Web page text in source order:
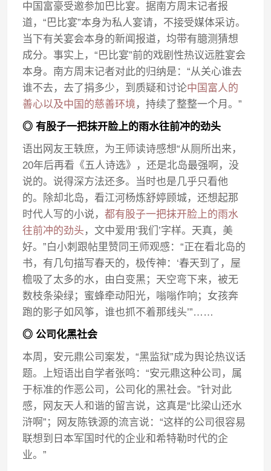
中国富豪受邀参加巴比宴。据南方周末记者报
道，“巴比宴”本身为私人宴请，不接受媒体采访。
当下有关宴会本身的新闻报道，均带有臆测猜想
成分。事实上，“巴比宴”前的戏剧性热议远胜宴会
本身。南方周末记者对此的归纳是：“从关心谁去
谁不去，去了捐多少，到质疑和讨论中国富人的
善心以及中国的慈善环境 ，持续了整整一个月。”
◎ 有股子一把抹开脸上的雨水往前冲的劲头
语出网友王轶庶，为王师读诗感想“从厕所出来，
20年后再看《五人诗选》，还是北岛最强啊，没
说的。说得深方法还多。当时也是几乎只看他
的。除却北岛，看江河杨炼舒婷顾城，还想起那
时代人写的小说，都有股子一把抹开脸上的雨水
往前冲的劲头 ，文中爱用‘我们’字样。天真，美
好。”白小刺跟帖里赞同王师观感：“正在看北岛的
书，有几句描写春天的，极传神：‘春天到了，屋
檐吸了太多的水，由白变黑；天空弯下来，被无
数枝条染绿；蜜蜂牵动阳光，嗡嗡作响；女孩奔
跑的影子如风筝，谁也抓不着那线头’”……
◎ 公司化黑社会
本周，安元鼎公司案发，“黑监狱”成为舆论热议话
题。上短语出自学者张鸣：“安元鼎这种公司，属
于标准的作恶公司，公司化的黑社会。”针对此
感，网友天人和谐的留言说，这真是“比梁山还水
浒啊”；网友陈铁源的流言说：“这样的公司很容易
联想到日本军国时代的企业和希特勒时代的企
业。”